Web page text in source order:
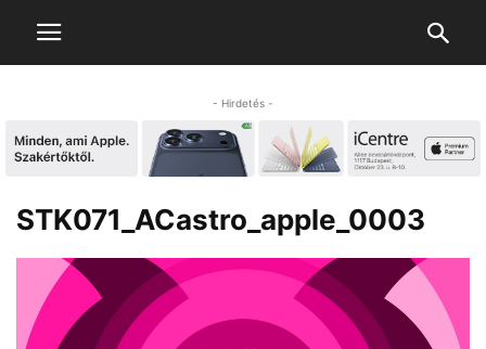
- Hirdetés -
STK071_ACastro_apple_0003